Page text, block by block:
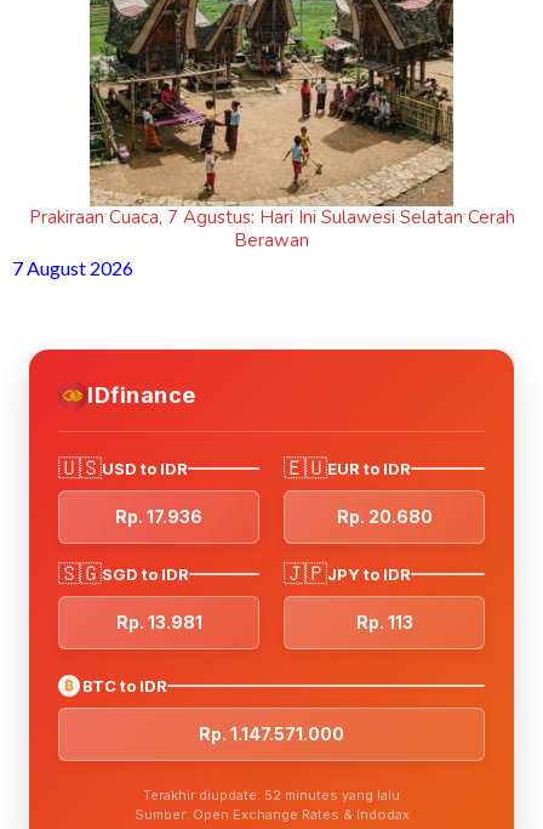
Prakiraan Cuaca, 7 Agustus: Hari Ini Sulawesi Selatan Cerah
Berawan
7 August 2026
IDfinance
🇺🇸USD to IDR
Rp. 17.936
🇪🇺EUR to IDR
Rp. 20.680
🇸🇬SGD to IDR
Rp. 13.981
🇯🇵JPY to IDR
Rp. 113
₿ BTC to IDR
Rp. 1.147.571.000
Terakhir diupdate: 52 minutes yang lalu
Sumber: Open Exchange Rates & Indodax